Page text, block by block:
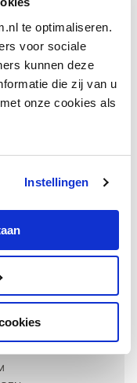
te optimaliseren.
voor sociale
kunnen deze
die zij van u
onze cookies als
Instellingen